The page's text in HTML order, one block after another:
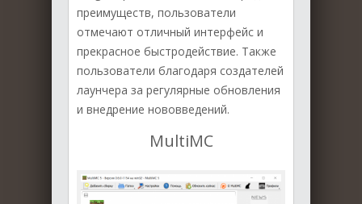
преимуществ, пользователи
отмечают отличный интерфейс и
прекрасное быстродействие. Также
пользователи благодаря создателей
лаунчера за регулярные обновления
и внедрение нововведений.
MultiMC